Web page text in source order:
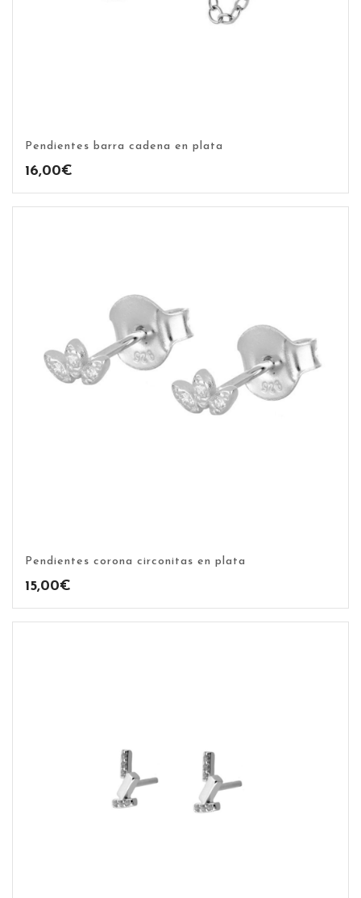
Pendientes barra cadena en plata
16,00€
Pendientes corona circonitas en plata
15,00€